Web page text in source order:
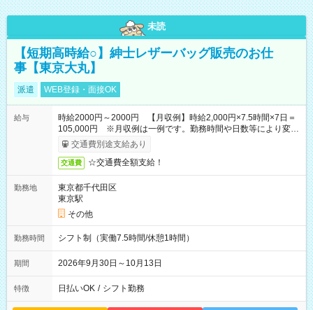
未読
【短期高時給○】紳士レザーバッグ販売のお仕
事【東京大丸】
派遣 WEB登録・面接OK
給与
時給2000円～2000円 【月収例】時給2,000円×7.5時間×7日＝
105,000円 ※月収例は一例です。勤務時間や日数等により変動
いたします。
交通費別途支給あり
交通費 ☆交通費全額支給！
勤務地
東京都千代田区
東京駅
その他
勤務時間 シフト制（実働7.5時間/休憩1時間）
期間 2026年9月30日～10月13日
特徴 日払いOK / シフト勤務